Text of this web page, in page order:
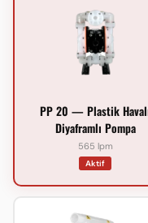
PP 20 — Plastik
Diyaframlı Pompa
565 lpm
Aktif